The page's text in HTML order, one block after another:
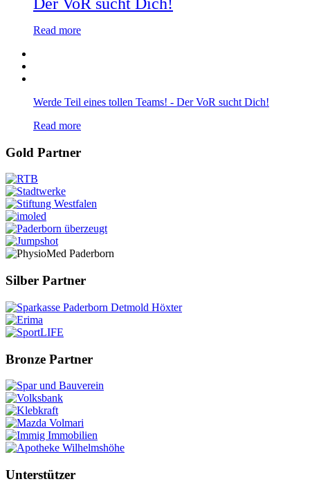
Read more
Werde Teil eines tollen Teams! - Der VoR sucht Dich!
Read more
Gold Partner
Silber Partner
Bronze Partner
Unterstützer